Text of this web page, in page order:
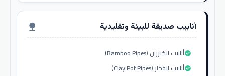
أنابيب صديقة للبيئة وتقليدية nature
أنابيب الخيزران (Bamboo Pipes)check_circle
أنابيب الفخار (Clay Pot Pipes)check_circle